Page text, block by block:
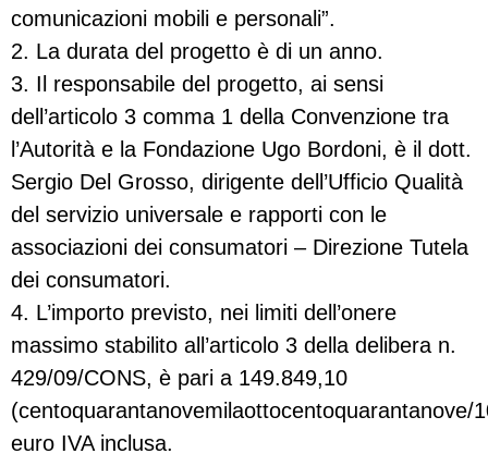
comunicazioni mobili e personali”.
2. La durata del progetto è di un anno.
3. Il responsabile del progetto, ai sensi
dell’articolo 3 comma 1 della Convenzione tra
l’Autorità e la Fondazione Ugo Bordoni, è il dott.
Sergio Del Grosso, dirigente dell’Ufficio Qualità
del servizio universale e rapporti con le
associazioni dei consumatori – Direzione Tutela
dei consumatori.
4. L’importo previsto, nei limiti dell’onere
massimo stabilito all’articolo 3 della delibera n.
429/09/CONS, è pari a 149.849,10
(centoquarantanovemilaottocentoquarantanove/
euro IVA inclusa.